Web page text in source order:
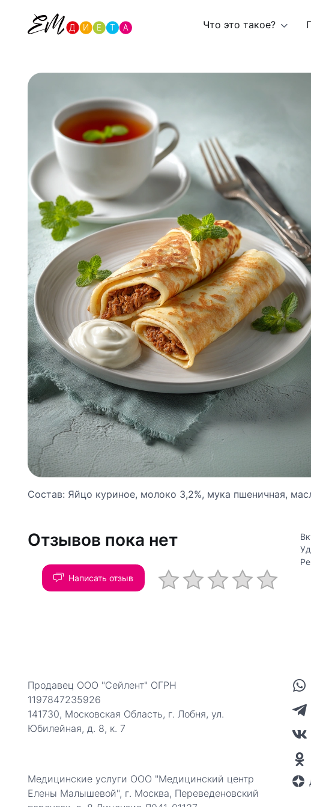
Что это такое?
Состав: Яйцо куриное, молоко 3,2%, мука пшеничная,
Отзывов пока нет
Написать отзыв
Продавец ООО "Сейлент" ОГРН
1197847235926
141730, Московская Область, г. Лобня, ул.
Юбилейная, д. 8, к. 7
Медицинские услуги ООО "Медицинский центр
Елены Малышевой", г. Москва, Переведеновский